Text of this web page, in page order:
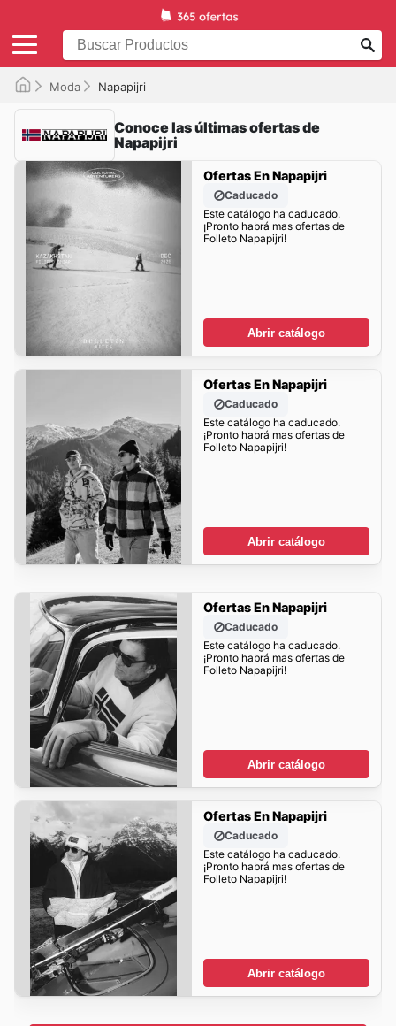
Moda Napapijri
Conoce las últimas ofertas de
Napapijri
Ofertas En Napapijri
Caducado
Este catálogo ha caducado.
¡Pronto habrá mas ofertas de
Folleto Napapijri!
Abrir catálogo
Ofertas En Napapijri
Caducado
Este catálogo ha caducado.
¡Pronto habrá mas ofertas de
Folleto Napapijri!
Abrir catálogo
Ofertas En Napapijri
Caducado
Este catálogo ha caducado.
¡Pronto habrá mas ofertas de
Folleto Napapijri!
Abrir catálogo
Ofertas En Napapijri
Caducado
Este catálogo ha caducado.
¡Pronto habrá mas ofertas de
Folleto Napapijri!
Abrir catálogo